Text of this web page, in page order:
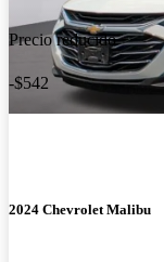
Precio reducido
-$542
2024 Chevrolet Malibu